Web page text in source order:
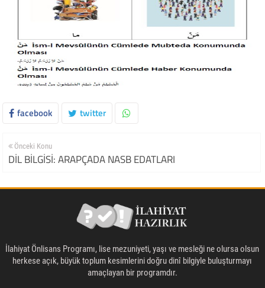
facebook twitter
Önceki Konu
DİL BİLGİSİ: ARAPÇADA NASB EDATLARI
İlahiyat Önlisans Programı, lise mezuniyeti, yaşı ve mesleği ne olursa olsun
herkese açık, büyük toplum kesimlerini doğru dinî bilgiyle buluşturmayı
amaçlayan bir programdır.